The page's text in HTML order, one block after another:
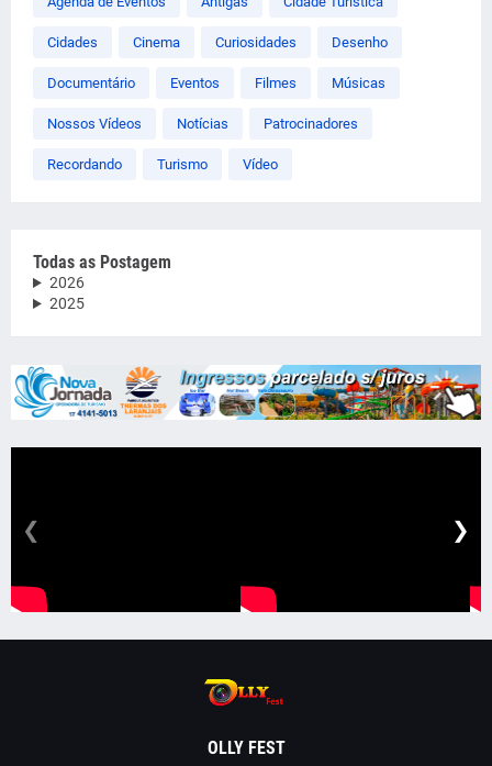
Cidades Cinema Curiosidades Desenho
Documentário Eventos Filmes Músicas
Nossos Vídeos Notícias Patrocinadores
Recordando Turismo Vídeo
Todas as Postagem
2026
2025
❮ ❯
OLLY FEST